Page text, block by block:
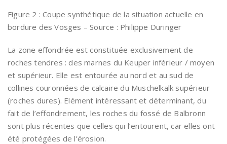
Figure 2 : Coupe synthétique de la situation actuelle en
bordure des Vosges – Source : Philippe Duringer
La zone effondrée est constituée exclusivement de
roches tendres : des marnes du Keuper inférieur / moyen
et supérieur. Elle est entourée au nord et au sud de
collines couronnées de calcaire du Muschelkalk supérieur
(roches dures). Elément intéressant et déterminant, du
fait de l’effondrement, les roches du fossé de Balbronn
sont plus récentes que celles qui l’entourent, car elles ont
été protégées de l’érosion.